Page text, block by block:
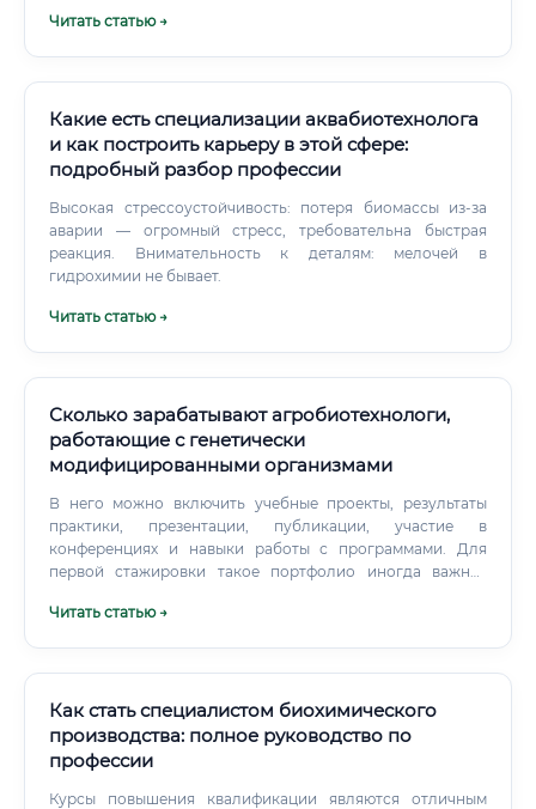
и транскриптомных данных (RNA-seq, WGS, WES) 🔬 Поиск
Разработка и поддержка биоинформатических
пайплайнов 🤖 Применение машинного обучения к
биомедицинским задачам 📁 Работа с публичными
базами данных: NCBI, Ensembl, UniProt Ни один из этих
пунктов не существует в изоляции.
Читать статью →
Какие есть специализации аквабиотехнолога
и как построить карьеру в этой сфере:
подробный разбор профессии
Высокая стрессоустойчивость: потеря биомассы из-за
аварии — огромный стресс, требовательна быстрая
реакция. Внимательность к деталям: мелочей в
гидрохимии не бывает.
Читать статью →
Сколько зарабатывают агробиотехнологи,
работающие с генетически
модифицированными организмами
В него можно включить учебные проекты, результаты
практики, презентации, публикации, участие в
конференциях и навыки работы с программами. Для
первой стажировки такое портфолио иногда важнее
интересует именно направление ГМО, ищите курсы по
Читать статью →
Как стать специалистом биохимического
производства: полное руководство по
профессии
Курсы повышения квалификации являются отличным